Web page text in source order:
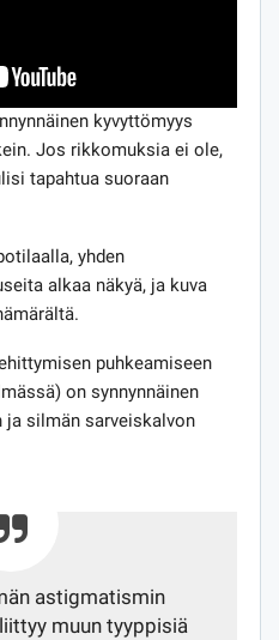
kyvyttömyys
Jos rikkomuksia ei ole,
tapahtua suoraan
yhden
alkaa näkyä, ja kuva
puhkeamiseen
on synnynnäinen
silmän sarveiskalvon
astigmatismin
muun tyyppisiä